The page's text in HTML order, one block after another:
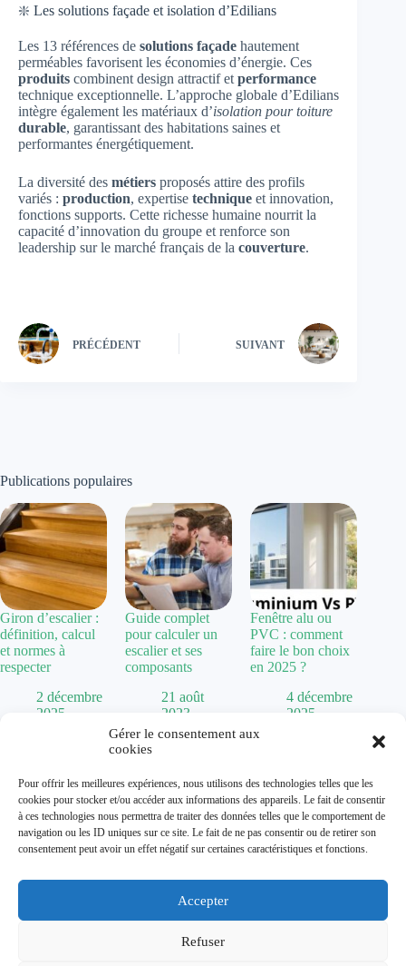
Gérer le consentement aux
cookies
Pour offrir les meilleures expériences, nous utilisons des technologies telles que les
cookies pour stocker et/ou accéder aux informations des appareils. Le fait de consentir
à ces technologies nous permettra de traiter des données telles que le comportement de
navigation ou les ID uniques sur ce site. Le fait de ne pas consentir ou de retirer son
consentement peut avoir un effet négatif sur certaines caractéristiques et fonctions.
Accepter
Refuser
❇️ Les solutions façade et isolation d’Edilians
Les 13 références de solutions façade hautement
perméables favorisent les économies d’énergie. Ces
produits combinent design attractif et performance
technique exceptionnelle. L’approche globale d’Edilians
intègre également les matériaux d’isolation pour toiture
durable, garantissant des habitations saines et
performantes énergétiquement.
La diversité des métiers proposés attire des profils
variés : production, expertise technique et innovation,
fonctions supports. Cette richesse humaine nourrit la
capacité d’innovation du groupe et renforce son
leadership sur le marché français de la couverture.
PRÉCÉDENT SUIVANT
Publications populaires
Giron d’escalier :
définition, calcul
et normes à
respecter
2 décembre
2025
Guide complet
pour calculer un
escalier et ses
composants
21 août
2023
Fenêtre alu ou
PVC : comment
faire le bon choix
en 2025 ?
4 décembre
2025
Mentions Légales
Plan de site
Contact
À propos
Dolum magazine vous guide dans l'art de transformer votre
habitat. De lachaise Baumannvintage aux tendances comme
, nous explorons toutes les facettes de la